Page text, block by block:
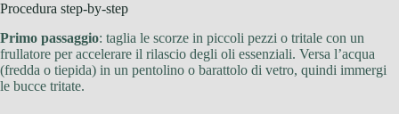
Procedura step-by-step
Primo passaggio: taglia le scorze in piccoli pezzi o tritale con un
frullatore per accelerare il rilascio degli oli essenziali. Versa l’acqua
(fredda o tiepida) in un pentolino o barattolo di vetro, quindi immergi
le bucce tritate.